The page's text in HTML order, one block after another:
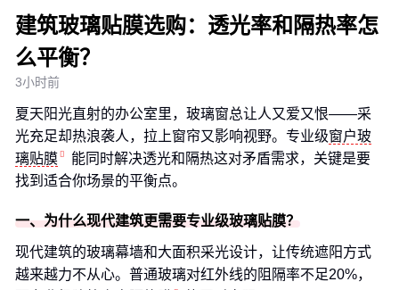
建筑玻璃贴膜选购：透光率和隔热率怎
么平衡？
3小时前
夏天阳光直射的办公室里，玻璃窗总让人又爱又恨——采
光充足却热浪袭人，拉上窗帘又影响视野。专业级窗户玻
璃贴膜
能同时解决透光和隔热这对矛盾需求，关键是要
找到适合你场景的平衡点。
一、为什么现代建筑更需要专业级玻璃贴膜？
现代建筑的玻璃幕墙和大面积采光设计，让传统遮阳方式
越来越力不从心。普通玻璃对红外线的阻隔率不足20%，